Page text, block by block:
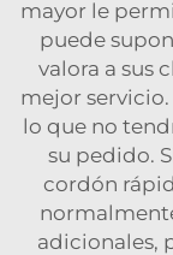
mayor le
puede
valora a sus
mejor
lo que no
su pedido.
cordón
adicionales,